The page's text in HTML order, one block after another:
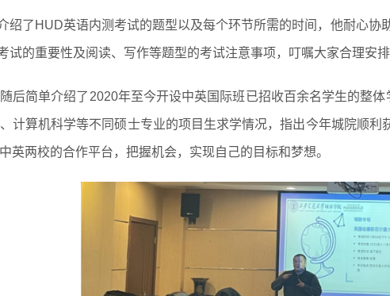
绍了HUD英语内测考试的题型以及每个环节所需的时间，他耐心
试的重要性及阅读、写作等题型的考试注意事项，叮嘱大家合理安
后简单介绍了2020年至今开设中英国际班已招收百余名学生的整
计算机科学等不同硕士专业的项目生求学情况，指出今年城院顺
英两校的合作平台，把握机会，实现自己的目标和梦想。